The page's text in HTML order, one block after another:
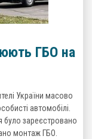
ГБО на
України масово
автомобілі.
було зареєстровано
монтаж ГБО.